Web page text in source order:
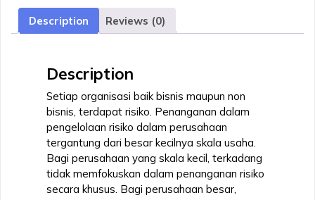
(Dilengkapi
dengan
quantity
Description Reviews (0)
Description
Setiap organisasi baik bisnis maupun non
bisnis, terdapat risiko. Penanganan dalam
pengelolaan risiko dalam perusahaan
tergantung dari besar kecilnya skala usaha.
Bagi perusahaan yang skala kecil, terkadang
tidak memfokuskan dalam penanganan risiko
secara khusus. Bagi perusahaan besar,